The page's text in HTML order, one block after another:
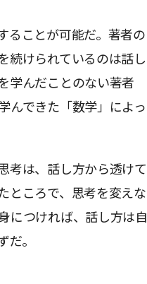
ることが可能だ。著者の
続けられているのは話し
学んだことのない著者
んできた「数学」によっ
考は、話し方から透けて
ところで、思考を変えな
につければ、話し方は自
。